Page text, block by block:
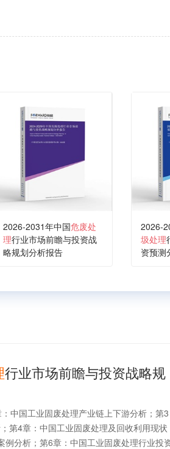
2026-2031年中国危废处
理行业市场前瞻与投资战
略规划分析报告
2026-
圾处理
资预测
行业市场前瞻与投资战略规
中国工业固废处理产业链上下游分析；第3
第4章：中国工业固废处理及回收利用现状
分析；第6章：中国工业固废处理行业投